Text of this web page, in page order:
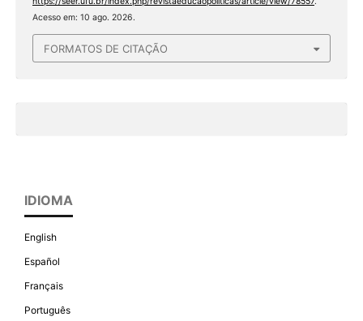
Acesso em: 10 ago. 2026.
FORMATOS DE CITAÇÃO
IDIOMA
English
Español
Français
Português